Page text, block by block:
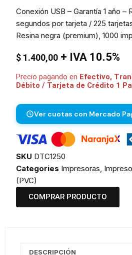
Conexión USB – Garantía 1 año –
segundos por tarjeta / 225
Resina negra (premium), 1000
$ 1.400,00 + IVA 10.5%
Precio pagando en Efectivo,
Débito / Tarjeta de Crédito 1
Ver cuotas con Mercado
SKU DTC1250
Categories Impresoras,
(PVC)
COMPRAR PRODUCTO
DESCRIPCIÓN